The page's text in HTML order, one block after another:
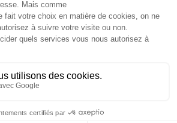
panoramique
utilise un appareil spécial qui
un seul cliché net et précis une vue
dents et des structures osseuses de
Le résultat sera une image en
D. Cela permet d’afficher